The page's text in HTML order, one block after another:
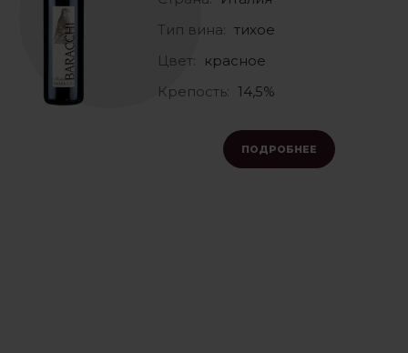
Тип вина: тихое
Цвет:
красное
Крепость: 14,5%
ПОДРОБНЕЕ